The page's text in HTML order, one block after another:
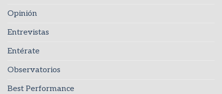
Opinión
Entrevistas
Entérate
Observatorios
Best Performance